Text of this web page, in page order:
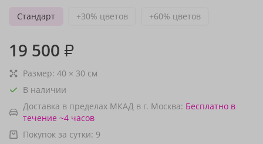
Стандарт
+30% цветов +60% цветов
19 500 ₽
Размер: 40 × 30 см
В наличии
Доставка в пределах МКАД в г. Москва: Бесплатно в
течение ~4 часов
Покупок за сутки: 9